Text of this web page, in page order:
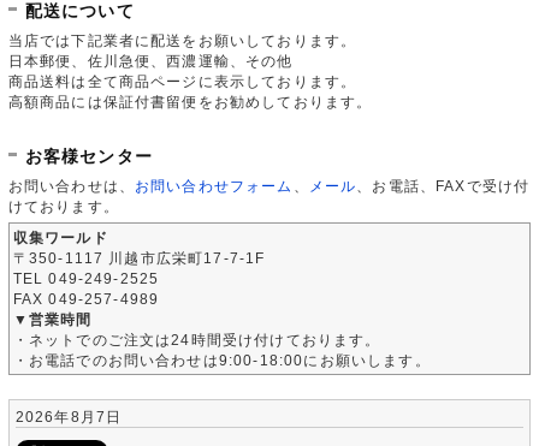
配送について
当店では下記業者に配送をお願いしております。
日本郵便、佐川急便、西濃運輸、その他
商品送料は全て商品ページに表示しております。
高額商品には保証付書留便をお勧めしております。
お客様センター
お問い合わせは、 お問い合わせフォーム メール 、お電話、FAXで受け付
けております。
収集ワールド
〒350-1117 川越市広栄町17-7-1F
TEL 049-249-2525
FAX 049-257-4989
▼営業時間
・ネットでのご注文は24時間受け付けております。
・お電話でのお問い合わせは9:00-18:00にお願いします。
2026年8月7日